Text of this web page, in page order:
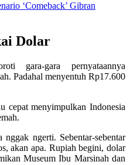
‘Comeback’ Gibran
Dolar
gara-gara pernyataannya
Padahal menyentuh Rp17.600
cepat menyimpulkan Indonesia
ngerti. Sebentar-sebentar
akan apa. Rupiah begini, dolar
Museum Ibu Marsinah dan